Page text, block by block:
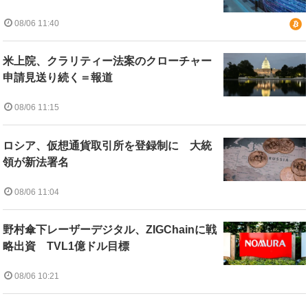
08/06 11:40
米上院、クラリティー法案のクローチャー
申請見送り続く＝報道
08/06 11:15
ロシア、仮想通貨取引所を登録制に 大統
領が新法署名
08/06 11:04
野村傘下レーザーデジタル、ZIGChainに戦
略出資 TVL1億ドル目標
08/06 10:21